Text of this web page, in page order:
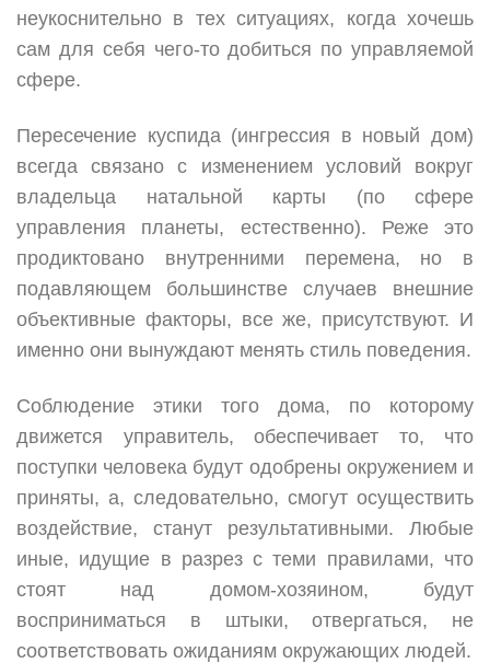
неукоснительно в тех ситуациях, когда хочешь
сам для себя чего-то добиться по управляемой
сфере.
Пересечение куспида (ингрессия в новый дом)
всегда связано с изменением условий вокруг
владельца натальной карты (по сфере
управления планеты, естественно). Реже это
продиктовано внутренними перемена, но в
подавляющем большинстве случаев внешние
объективные факторы, все же, присутствуют. И
именно они вынуждают менять стиль поведения.
Соблюдение этики того дома, по которому
движется управитель, обеспечивает то, что
поступки человека будут одобрены окружением и
приняты, а, следовательно, смогут осуществить
воздействие, станут результативными. Любые
иные, идущие в разрез с теми правилами, что
стоят над домом-хозяином, будут
восприниматься в штыки, отвергаться, не
соответствовать ожиданиям окружающих людей.